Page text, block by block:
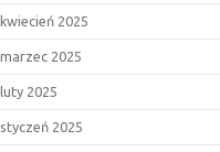
kwiecień 2025
marzec 2025
luty 2025
styczeń 2025